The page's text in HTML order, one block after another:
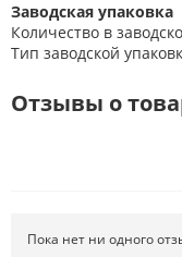
Заводская упаковка
Количество в
Тип заводской
Отзывы о
Пока нет ни одного